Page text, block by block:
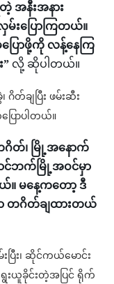
အနီးအနား
မ်းပြောကြတယ်။
ောဖို့ကို လန့်နေကြ
လို့ ဆိုပါတယ်။
ဂိတ်ချပြီး ဖမ်းဆီး
ောပါတယ်။
တ်၊ မြို့အနောက်
ာင်ဘက်မြို့အဝင်မှာ
မနေ့ကတော့ ဒီ
တဂိတ်ချထားတယ်
း၊ ဆိုင်ကယ်မောင်း
ယူခိုင်းတဲ့အပြင် ရိုက်